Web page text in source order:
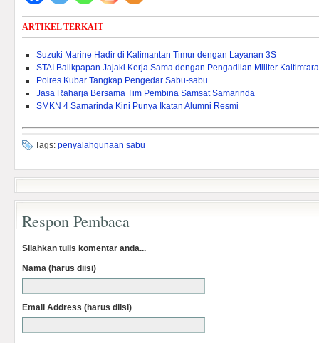
ARTIKEL TERKAIT
Suzuki Marine Hadir di Kalimantan Timur dengan Layanan 3S
STAI Balikpapan Jajaki Kerja Sama dengan Pengadilan Militer Kaltimtara
Polres Kubar Tangkap Pengedar Sabu-sabu
Jasa Raharja Bersama Tim Pembina Samsat Samarinda
SMKN 4 Samarinda Kini Punya Ikatan Alumni Resmi
Tags: penyalahgunaan sabu
Respon Pembaca
Silahkan tulis komentar anda...
Nama (harus diisi)
Email Address (harus diisi)